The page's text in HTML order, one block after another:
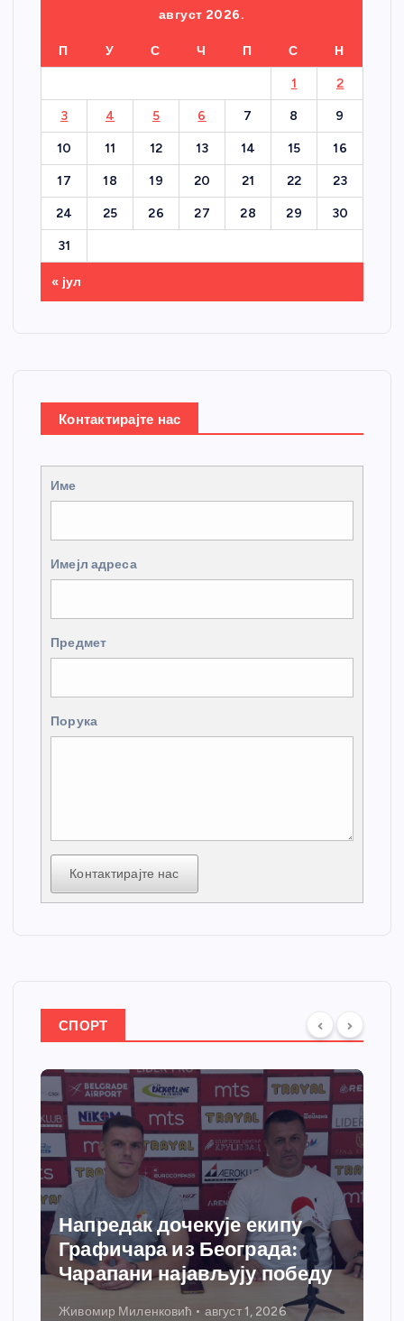
август 2026.
П У С Ч П С Н
1 2
3 4 5 6 7 8 9
10 11 12 13 14 15 16
17 18 19 20 21 22 23
24 25 26 27 28 29 30
31
« јул
Контактирајте нас
Име
Имејл адреса
Предмет
Порука
Контактирајте нас
СПОРТ
Спортски центар “Ћићевац”
добија савремени систем
грејања
Никола Петровић јул 31, 2026